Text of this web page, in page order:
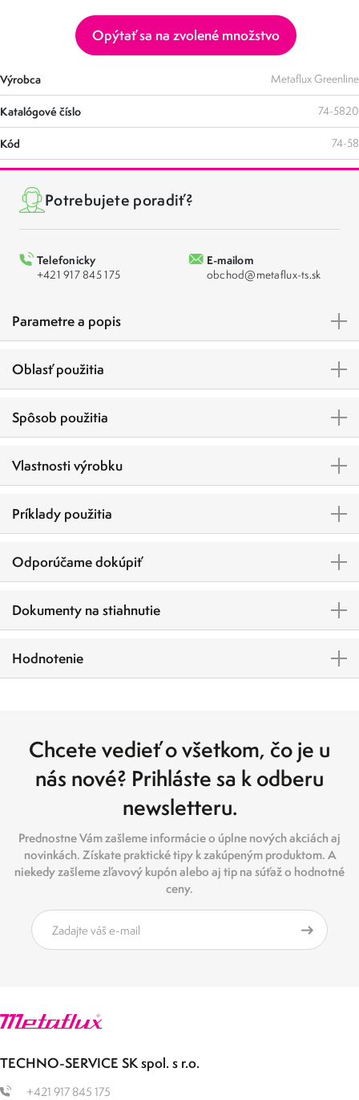
Opýtať sa na zvolené množstvo
Výrobca Metaflux Greenline
Katalógové číslo 74-5820
Kód 74-58
Potrebujete poradiť?
Telefonicky
+421 917 845 175
E-mailom
obchod@metaflux-ts.sk
Parametre a popis
Oblasť použitia
Spôsob použitia
Vlastnosti výrobku
Príklady použitia
Odporúčame dokúpiť
Dokumenty na stiahnutie
Hodnotenie
Chcete vedieť o všetkom, čo je u
nás nové? Prihláste sa k odberu
newsletteru.
Prednostne Vám zašleme informácie o úplne nových akciách aj
novinkách. Získate praktické tipy k zakúpeným produktom. A
niekedy zašleme zľavový kupón alebo aj tip na súťaž o hodnotné
ceny.
TECHNO-SERVICE SK spol. s r.o.
+421 917 845 175